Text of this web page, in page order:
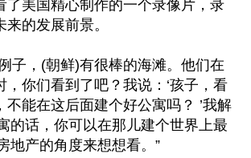
了美国精心制作的一个录像片，录
的发展前景。
子，(朝鲜)有很棒的海滩。他们在
，你们看到了吧？我说：‘孩子，看
不能在这后面建个好公寓吗？ ’我解
的话，你可以在那儿建个世界上最
地产的角度来想想看。”